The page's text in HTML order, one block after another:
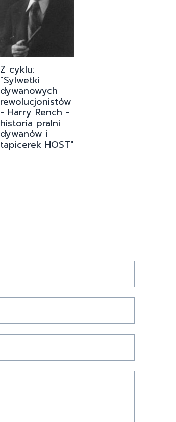
Z cyklu:
"Sylwetki
dywanowych
rewolucjonistów
- Harry Rench -
historia pralni
dywanów i
tapicerek HOST"